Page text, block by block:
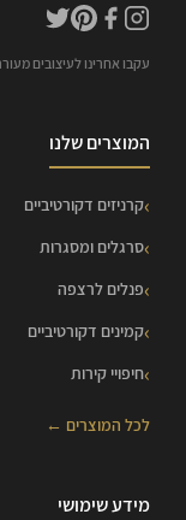
עקבו אחרינו לעיצובים
המוצרים שלנו
קרניזים דקורטיביים
סרגלים ומסגרות
פנלים לרצפה
קמינים דקורטיביים
חיפויי קירות
לכל המוצרים ←
מידע שימושי